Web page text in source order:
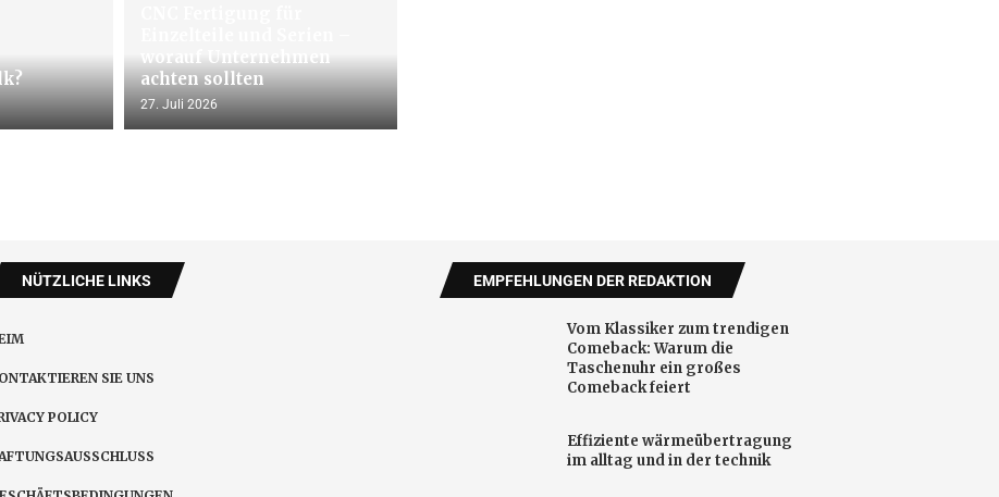
worauf Unternehmen
achten sollten
27. Juli 2026
NÜTZLICHE LINKS
SIE UNS
POLICY
EMPFEHLUNGEN DER REDAKTION
Vom Klassiker zum trendigen
Comeback: Warum die
Taschenuhr ein großes
Comeback feiert
Effiziente wärmeübertragung
im alltag und in der technik